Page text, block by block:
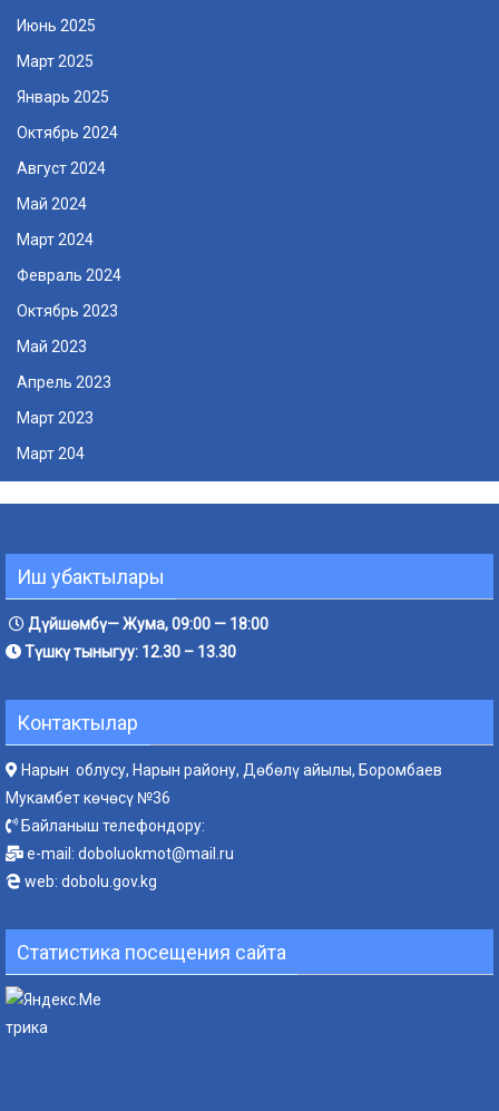
Июнь 2025
Март 2025
Январь 2025
Октябрь 2024
Август 2024
Май 2024
Март 2024
Февраль 2024
Октябрь 2023
Май 2023
Апрель 2023
Март 2023
Март 204
Иш убактылары
Дүйшөмбү— Жума, 09:00 — 18:00
Түшкү тыныгуу: 12.30 – 13.30
Контактылар
Нарын облусу, Нарын району, Дөбөлү айылы, Боромбаев
Мукамбет көчөсү №36
Байланыш телефондору:
e-mail: doboluokmot@mail.ru
web: dobolu.gov.kg
Статистика посещения сайта